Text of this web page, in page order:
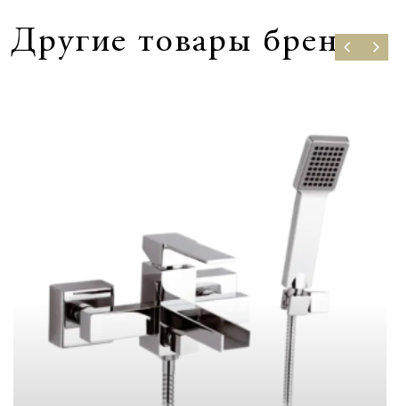
Другие товары бренда